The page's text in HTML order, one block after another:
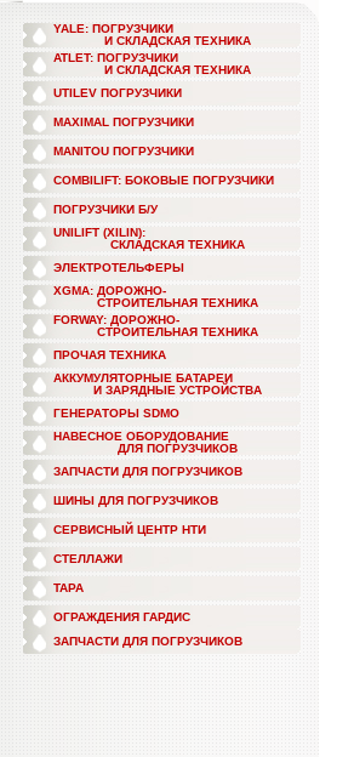
YALE: ПОГРУЗЧИКИ
И СКЛАДСКАЯ ТЕХНИКА
ATLET: ПОГРУЗЧИКИ
И СКЛАДСКАЯ ТЕХНИКА
UTILEV ПОГРУЗЧИКИ
MAXIMAL ПОГРУЗЧИКИ
MANITOU ПОГРУЗЧИКИ
COMBILIFT: БОКОВЫЕ ПОГРУЗЧИКИ
ПОГРУЗЧИКИ Б/У
UNILIFT (XILIN):
СКЛАДСКАЯ ТЕХНИКА
ЭЛЕКТРОТЕЛЬФЕРЫ
XGMA: ДОРОЖНО-
СТРОИТЕЛЬНАЯ ТЕХНИКА
FORWAY: ДОРОЖНО-
СТРОИТЕЛЬНАЯ ТЕХНИКА
ПРОЧАЯ ТЕХНИКА
АККУМУЛЯТОРНЫЕ БАТАРЕИ
И ЗАРЯДНЫЕ УСТРОЙСТВА
ГЕНЕРАТОРЫ SDMO
НАВЕСНОЕ ОБОРУДОВАНИЕ
ДЛЯ ПОГРУЗЧИКОВ
ЗАПЧАСТИ ДЛЯ ПОГРУЗЧИКОВ
ШИНЫ ДЛЯ ПОГРУЗЧИКОВ
СЕРВИСНЫЙ ЦЕНТР НТИ
СТЕЛЛАЖИ
ТАРА
ОГРАЖДЕНИЯ ГАРДИС
ЗАПЧАСТИ ДЛЯ ПОГРУЗЧИКОВ